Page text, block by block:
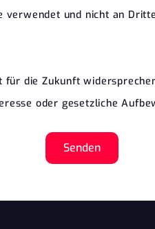
und nicht an
die Zukunft
oder gesetzliche
Senden